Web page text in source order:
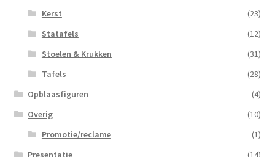
Kerst
(23)
Statafels
(12)
Stoelen & Krukken
(31)
Tafels
(28)
Opblaasfiguren
(4)
Overig
(10)
Promotie/reclame
(1)
Presentatie
(14)